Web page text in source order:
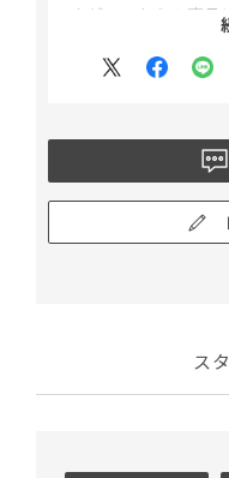
すが、こちらの商
また、S～Mサイズ
家族でこのタイツ一
ス